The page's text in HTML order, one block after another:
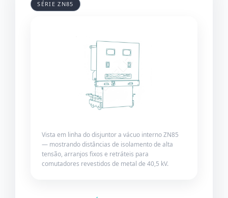
SÉRIE ZN85
Vista em linha do disjuntor a vácuo interno ZN85
— mostrando distâncias de isolamento de alta
tensão, arranjos fixos e retráteis para
comutadores revestidos de metal de 40,5 kV.